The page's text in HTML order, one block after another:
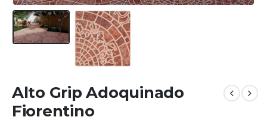
Alto Grip Adoquinado
Fiorentino